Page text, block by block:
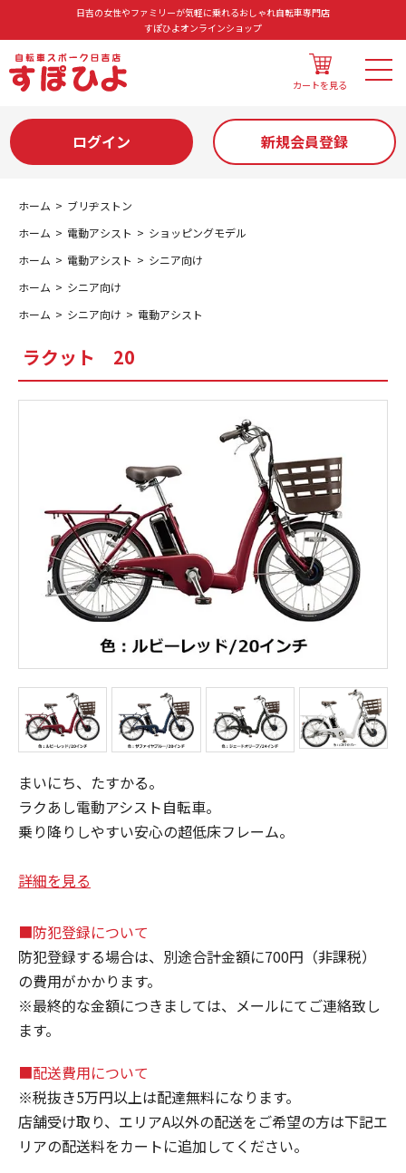
日吉の女性やファミリーが気軽に乗れるおしゃれ自転車専門店
すぽひよオンラインショップ
カートを見る
ログイン 新規会員登録
ホーム
ブリヂストン
ホーム
電動アシスト
ショッピングモデル
ホーム
電動アシスト
シニア向け
ホーム
シニア向け
ホーム
シニア向け 電動アシスト
ラクット 20
まいにち、たすかる。
ラクあし電動アシスト自転車。
乗り降りしやすい安心の超低床フレーム。
詳細を見る
■防犯登録について
防犯登録する場合は、別途合計金額に700円（非課税）
の費用がかかります。
※最終的な金額につきましては、メールにてご連絡致し
ます。
■配送費用について
※税抜き5万円以上は配達無料になります。
店舗受け取り、エリアA以外の配送をご希望の方は下記エ
リアの配送料をカートに追加してください。